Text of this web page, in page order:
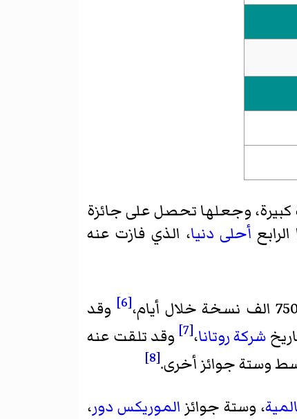
كبيرة، وجعلها تحصل على جائزة
أحلى دنيا، الذي فازت عنه
[6]
وقد
شركة روتانا،[7]
وقد تلقت عنه
وستة جوائز أخرى.[8]
، وستة جوائز الموريكس دور،